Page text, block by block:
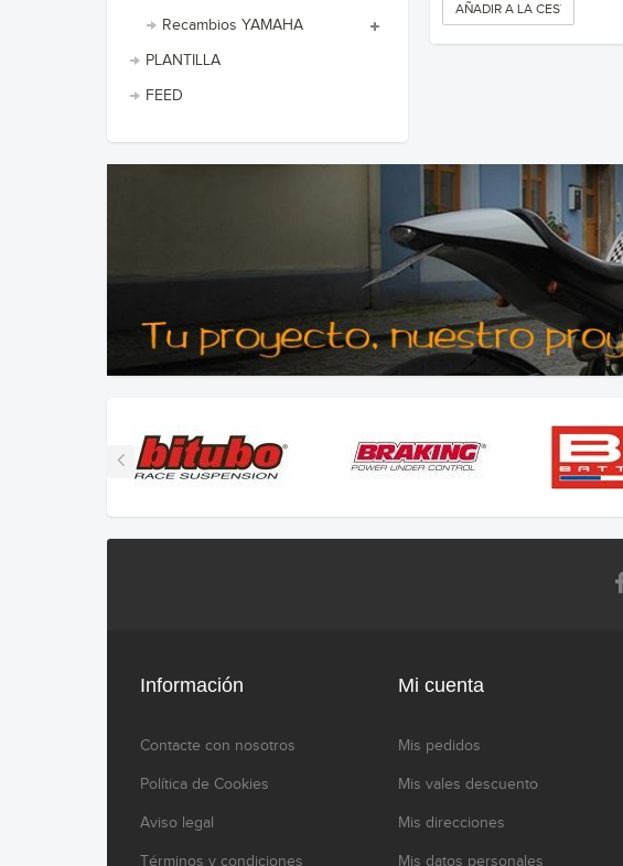
Recambios YAMAHA
PLANTILLA
FEED
AÑADIR A LA CESTA
Información
Contacte con nosotros
Política de Cookies
Aviso legal
Términos y condiciones
Mi cuenta
Mis pedidos
Mis vales descuento
Mis direcciones
Mis datos personales